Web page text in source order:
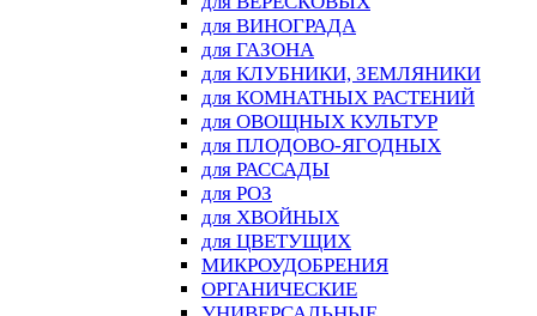
для ВИНОГРАДА
для ГАЗОНА
для КЛУБНИКИ, ЗЕМЛЯНИКИ
для КОМНАТНЫХ РАСТЕНИЙ
для ОВОЩНЫХ КУЛЬТУР
для ПЛОДОВО-ЯГОДНЫХ
для РАССАДЫ
для РОЗ
для ХВОЙНЫХ
для ЦВЕТУЩИХ
МИКРОУДОБРЕНИЯ
ОРГАНИЧЕСКИЕ